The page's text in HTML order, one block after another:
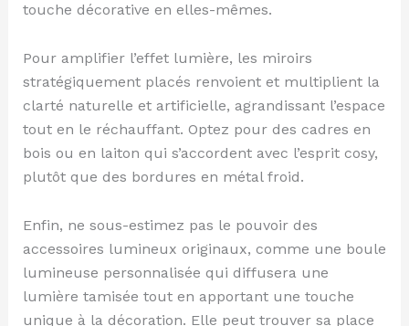
touche décorative en elles-mêmes.
Pour amplifier l’effet lumière, les miroirs
stratégiquement placés renvoient et multiplient la
clarté naturelle et artificielle, agrandissant l’espace
tout en le réchauffant. Optez pour des cadres en
bois ou en laiton qui s’accordent avec l’esprit cosy,
plutôt que des bordures en métal froid.
Enfin, ne sous-estimez pas le pouvoir des
accessoires lumineux originaux, comme une boule
lumineuse personnalisée qui diffusera une
lumière tamisée tout en apportant une touche
unique à la décoration. Elle peut trouver sa place